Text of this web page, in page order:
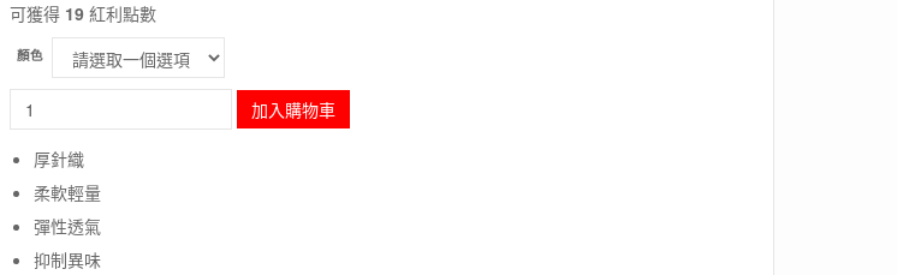
可獲得 19紅利點數
顏色
毛
威
[ACLIMA]
Beanie
加入購物車
厚針織
柔軟輕量
彈性透氣
抑制異味